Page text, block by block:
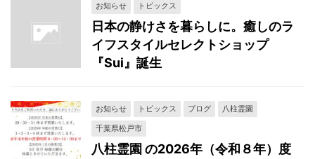
お知らせ トピックス
日本の静けさを暮らしに。癒しのラ
イフスタイルセレクトショップ
『Sui』誕生
お知らせ トピックス ブログ
八柱霊園
千葉県松戸市
八柱霊園 の2026年（令和８年）度